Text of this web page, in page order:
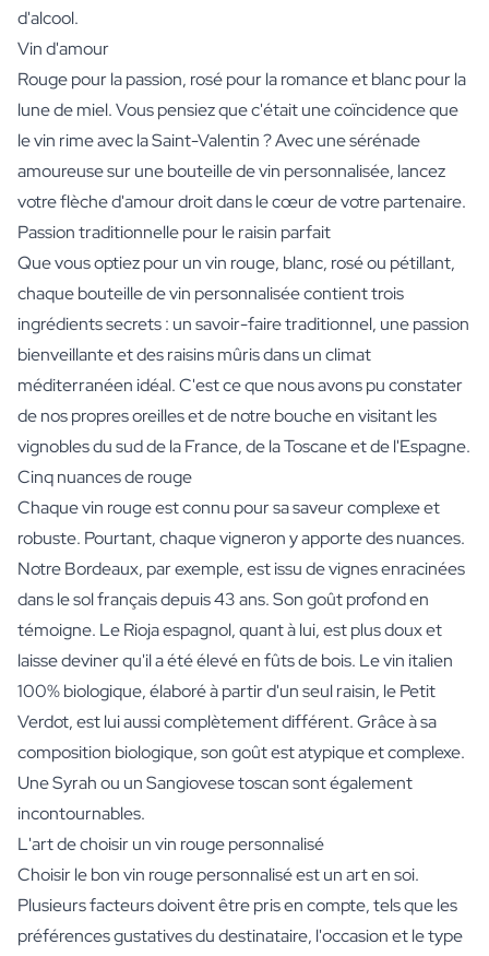
d'alcool.
Vin d'amour
Rouge pour la passion, rosé pour la romance et blanc pour la
lune de miel. Vous pensiez que c'était une coïncidence que
le vin rime avec la Saint-Valentin ? Avec une sérénade
amoureuse sur une bouteille de vin personnalisée, lancez
votre flèche d'amour droit dans le cœur de votre partenaire.
Passion traditionnelle pour le raisin parfait
Que vous optiez pour un vin rouge, blanc, rosé ou pétillant,
chaque bouteille de vin personnalisée contient trois
ingrédients secrets : un savoir-faire traditionnel, une passion
bienveillante et des raisins mûris dans un climat
méditerranéen idéal. C'est ce que nous avons pu constater
de nos propres oreilles et de notre bouche en visitant les
vignobles du sud de la France, de la Toscane et de l'Espagne.
Cinq nuances de rouge
Chaque vin rouge est connu pour sa saveur complexe et
robuste. Pourtant, chaque vigneron y apporte des nuances.
Notre Bordeaux, par exemple, est issu de vignes enracinées
dans le sol français depuis 43 ans. Son goût profond en
témoigne. Le Rioja espagnol, quant à lui, est plus doux et
laisse deviner qu'il a été élevé en fûts de bois. Le vin italien
100% biologique, élaboré à partir d'un seul raisin, le Petit
Verdot, est lui aussi complètement différent. Grâce à sa
composition biologique, son goût est atypique et complexe.
Une Syrah ou un Sangiovese toscan sont également
incontournables.
L'art de choisir un vin rouge personnalisé
Choisir le bon vin rouge personnalisé est un art en soi.
Plusieurs facteurs doivent être pris en compte, tels que les
préférences gustatives du destinataire, l'occasion et le type